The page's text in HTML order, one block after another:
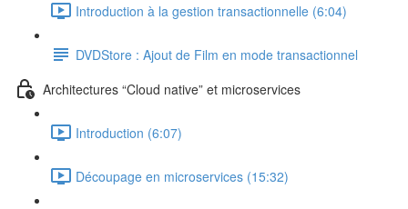
Introduction à la gestion transactionnelle (6:04)
DVDStore : Ajout de Film en mode transactionnel
Architectures “Cloud native” et microservices
Introduction (6:07)
Découpage en microservices (15:32)